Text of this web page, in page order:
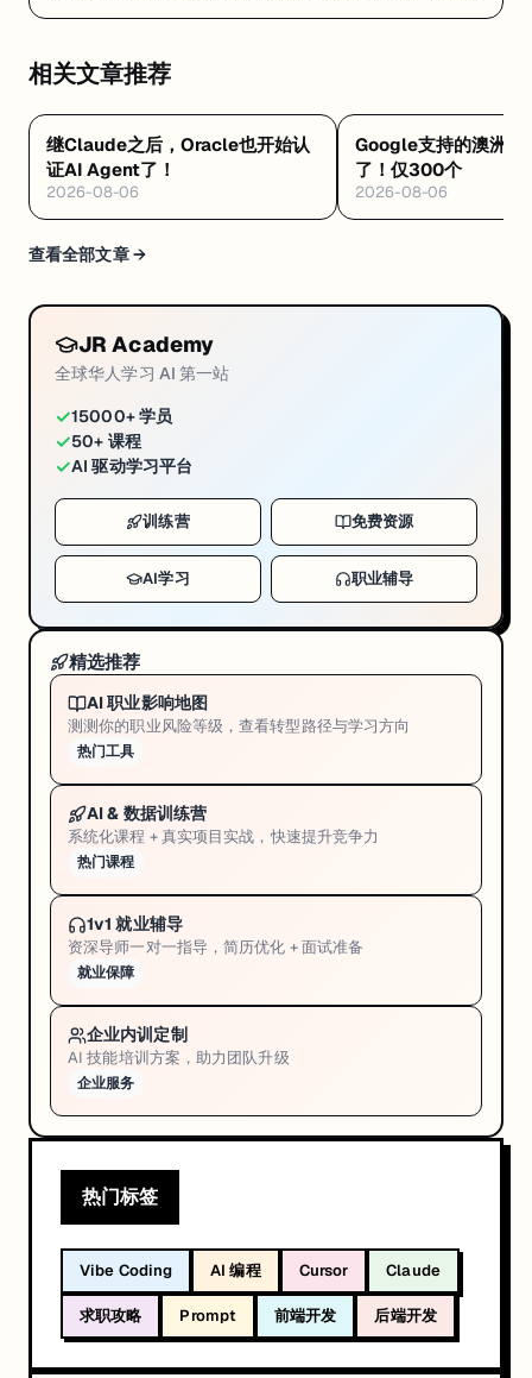
相关文章推荐
继Claude之后，Oracle也开始认
证AI Agent了！
2026-08-06
Google支持的澳洲
了！仅300个
2026-08-06
查看全部文章 →
JR Academy
全球华人学习 AI 第一站
✓15000+ 学员
✓50+ 课程
✓AI 驱动学习平台
训练营 免费资源
AI学习 职业辅导
精选推荐
AI 职业影响地图
测测你的职业风险等级，查看转型路径与学习方向
热门工具
AI & 数据训练营
系统化课程 + 真实项目实战，快速提升竞争力
热门课程
1v1 就业辅导
资深导师一对一指导，简历优化 + 面试准备
就业保障
企业内训定制
AI 技能培训方案，助力团队升级
企业服务
热门标签
Vibe Coding AI 编程 Cursor Claude
求职攻略 Prompt 前端开发 后端开发